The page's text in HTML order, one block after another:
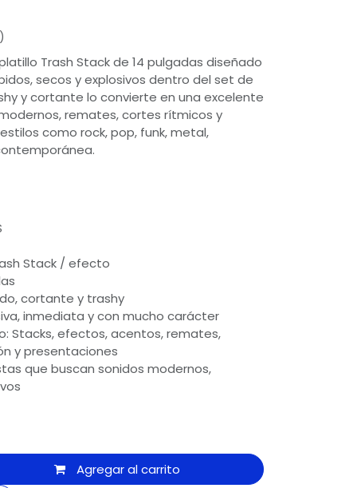
platillo Trash Stack de 14 pulgadas diseñado
secos y explosivos dentro del set de
y cortante lo convierte en una excelente
remates, cortes rítmicos y
como rock, pop, funk, metal,
Stack / efecto
cortante y trashy
inmediata y con mucho carácter
Stacks, efectos, acentos, remates,
y presentaciones
que buscan sonidos modernos,
Agregar al carrito